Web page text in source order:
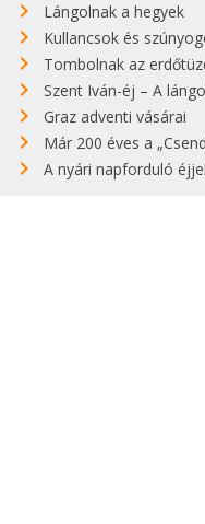
Lángolnak a hegyek
Kullancsok és
Tombolnak az
Szent Iván-éj – A
Graz adventi vásárai
Már 200 éves a
A nyári napforduló éjjelén